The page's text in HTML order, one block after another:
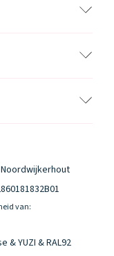
&YUZI & RAL92
van:
Noordwijkerhout